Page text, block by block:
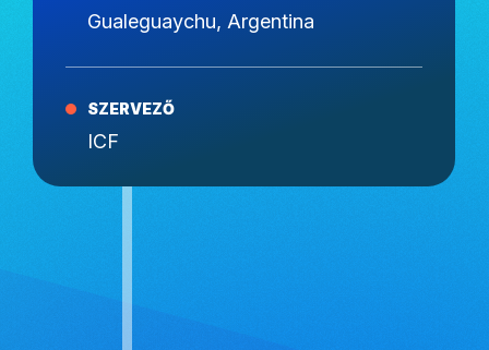
Gualeguaychu, Argentina
SZERVEZŐ
ICF